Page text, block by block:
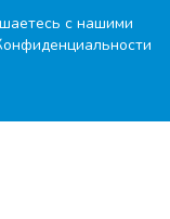
с нашими